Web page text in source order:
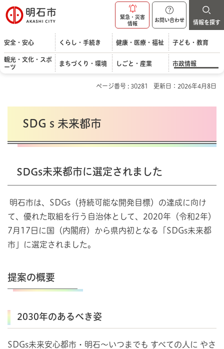
明石市
緊急・災害
情報
お問い合わせ 情報を探す
安全・安心 くらし・手続き 健康・医療・福祉 子ども・教育
観光・文化・スポ
ーツ
まちづくり・環境 しごと・産業 市政情報
ページ番号 : 30281 更新日：2026年4月8日
SDGｓ未来都市
SDGs未来都市に選定されました
明石市は、SDGs（持続可能な開発目標）の達成に向け
て、優れた取組を行う自治体として、2020年（令和2年）
7月17日に国（内閣府）から県内初となる「SDGs未来都
市」に選定されました。
提案の概要
2030年のあるべき姿
SDGs未来安心都市・明石～いつまでも すべての人に やさ